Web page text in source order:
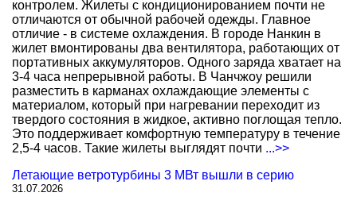
контролем. Жилеты с кондиционированием почти не
отличаются от обычной рабочей одежды. Главное
отличие - в системе охлаждения. В городе Нанкин в
жилет вмонтированы два вентилятора, работающих от
портативных аккумуляторов. Одного заряда хватает на
3-4 часа непрерывной работы. В Чанчжоу решили
разместить в карманах охлаждающие элементы с
материалом, который при нагревании переходит из
твердого состояния в жидкое, активно поглощая тепло.
Это поддерживает комфортную температуру в течение
2,5-4 часов. Такие жилеты выглядят почти ...>>
Летающие ветротурбины 3 МВт вышли в серию
31.07.2026